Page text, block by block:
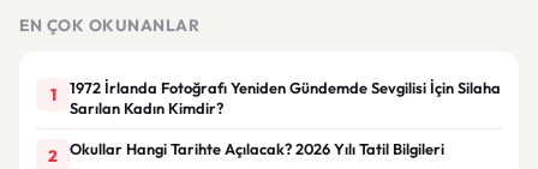
EN ÇOK OKUNANLAR
1
1972 İrlanda Fotoğrafı Yeniden Gündemde Sevgilisi İçin Silaha
Sarılan Kadın Kimdir?
2 Okullar Hangi Tarihte Açılacak? 2026 Yılı Tatil Bilgileri